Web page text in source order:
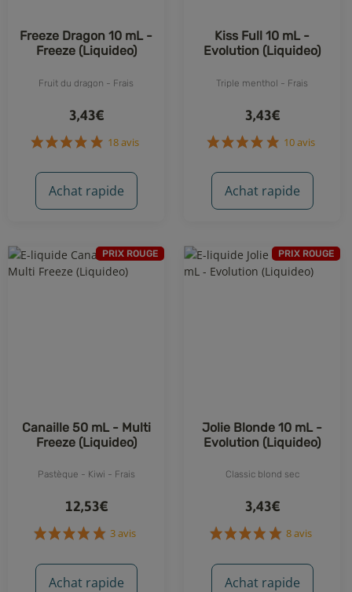
Freeze Dragon 10 mL -
Freeze (Liquideo)
Fruit du dragon - Frais
3,43€
Achat rapide
Kiss Full 10 mL -
Evolution (Liquideo)
Triple menthol - Frais
3,43€
Achat rapide
PRIX ROUGE
Canaille 50 mL - Multi
Freeze (Liquideo)
Pastèque - Kiwi - Frais
12,53€
Achat rapide
PRIX ROUGE
Jolie Blonde 10 mL -
Evolution (Liquideo)
Classic blond sec
3,43€
Achat rapide